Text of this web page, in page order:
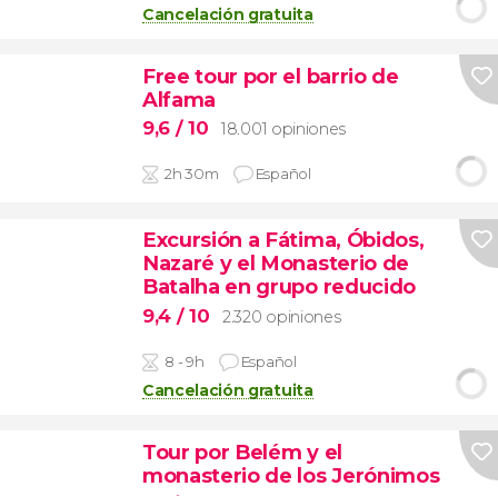
Cancelación gratuita
Free tour por el barrio de
Alfama
9,6 / 10 18.001 opiniones
2h 30m Español
Excursión a Fátima, Óbidos,
Nazaré y el Monasterio de
Batalha en grupo reducido
9,4 / 10 2.320 opiniones
8 - 9h Español
Cancelación gratuita
Tour por Belém y el
monasterio de los Jerónimos